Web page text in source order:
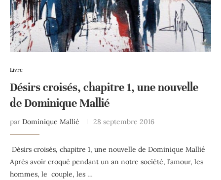
Livre
Désirs croisés, chapitre 1, une nouvelle
de Dominique Mallié
par Dominique Mallié 28 septembre 2016
Désirs croisés, chapitre 1, une nouvelle de Dominique Mallié
Après avoir croqué pendant un an notre société, l’amour, les
hommes, le couple, les …